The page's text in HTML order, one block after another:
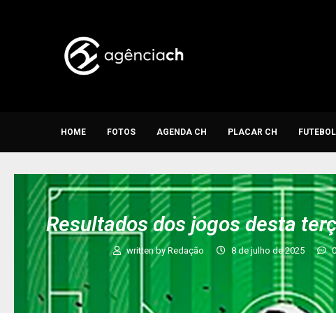
HOME FOTOS AGENDA CH PLACAR CH FUTEBOL
Resultados dos jogos desta
written byRedação 8 de julho de 2025